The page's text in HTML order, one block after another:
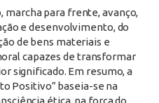
marcha para frente, avanço,
e desenvolvimento, do
de bens materiais e
capazes de transformar
significado. Em resumo, a
Positivo” baseia-se na